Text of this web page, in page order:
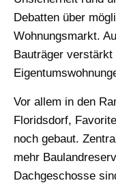
Debatten über
Wohnungsmarkt.
Bauträger
Vor allem in den
Floridsdorf,
noch gebaut.
mehr
Dachgeschosse